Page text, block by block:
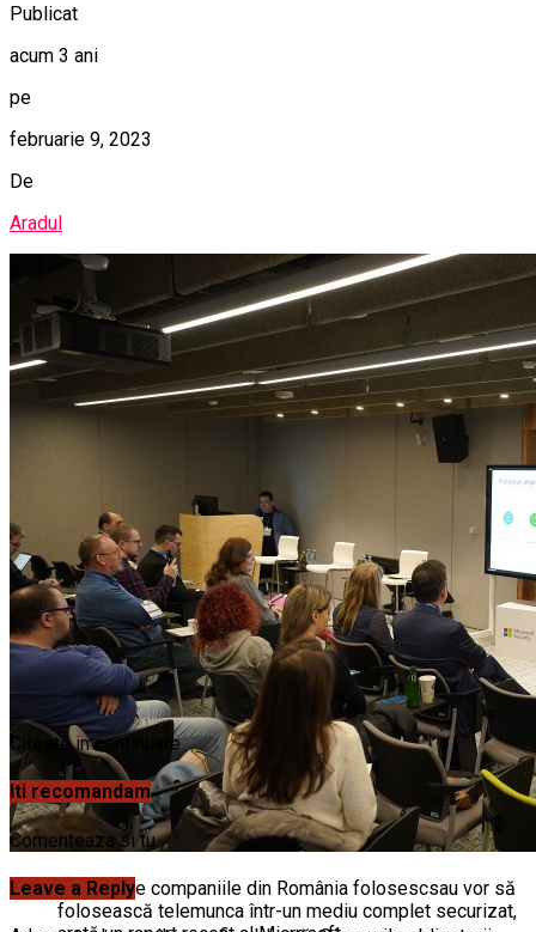
Publicat
acum 3 ani
pe
februarie 9, 2023
De
Aradul
65% dintre companiile din România folosescsau vor să
folosească telemunca într-un mediu complet securizat,
Citeste in continuare
Iti recomandam
Comenteaza si tu
Leave a Reply